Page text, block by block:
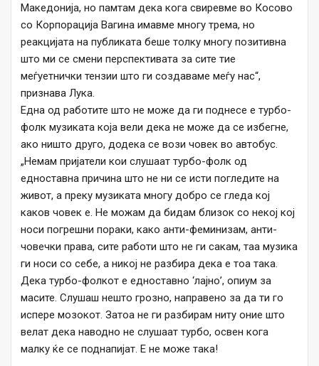
Македонија, но памтам дека кога свиревме во Косово
со Корпорација Вагина имавме многу трема, но
реакцијата на публиката беше толку многу позитивна
што ми се смени перспективата за сите тие
меѓуетнички тензии што ги создаваме меѓу нас“,
признава Лука.
Една од работите што не може да ги поднесе е турбо-
фолк музиката која вели дека не може да се избегне,
ако ништо друго, додека се вози човек во автобус.
„Немам пријатели кои слушаат турбо-фолк од
едноставна причина што не ни се исти погледите на
живот, а преку музиката многу добро се гледа кој
каков човек е. Не можам да бидам близок со некој кој
носи погрешни пораки, како анти-феминизам, анти-
човечки права, сите работи што не ги сакам, таа музика
ги носи со себе, а никој не разбира дека е тоа така.
Дека турбо-фолкот е едноставно ‘лајно’, опиум за
масите. Слушаш нешто грозно, направено за да ти го
испере мозокот. Затоа не ги разбирам ниту оние што
велат дека наводно не слушаат турбо, освен кога
малку ќе се поднапијат. Е не може така!